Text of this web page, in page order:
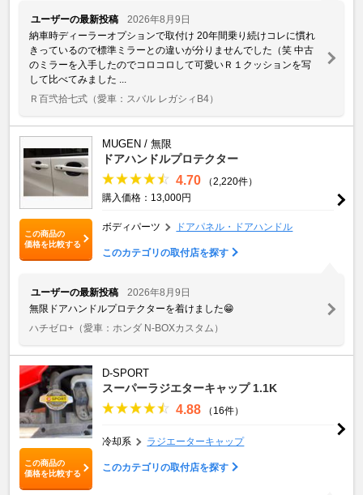
ユーザーの最新投稿
2026年8月9日
納車時ディーラーオプションで取付け 20年間乗り続けコレに慣れ
きっているので標準ミラーとの違いが分りませんでした（笑 中古
のミラーを入手したのでコロコロして可愛いＲ１クッションを写
して比べてみました ...
Ｒ百弐拾七式 （愛車：スバル レガシィB4）
この商品の
価格を比較する
MUGEN / 無限
ドアハンドルプロテクター
4.70
（2,220件）
購入価格：13,000円
ボディパーツ ドアパネル・ドアハンドル
このカテゴリの取付店を探す
ユーザーの最新投稿
2026年8月9日
無限ドアハンドルプロテクターを着けました😁
ハチゼロ+ （愛車：ホンダ N-BOXカスタム）
この商品の
価格を比較する
D-SPORT
スーパーラジエターキャップ 1.1K
4.88 （16件）
冷却系 ラジエーターキャップ
このカテゴリの取付店を探す